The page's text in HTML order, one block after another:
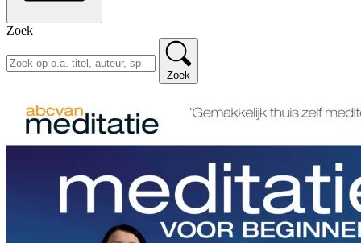
Zoek
Zoek